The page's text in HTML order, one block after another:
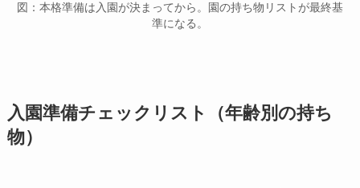
図：本格準備は入園が決まってから。園の持ち物リストが最終基
準になる。
入園準備チェックリスト（年齢別の持ち
物）